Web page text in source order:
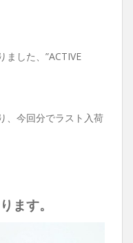
ました、”ACTIVE
、今回分でラスト入荷
ます。